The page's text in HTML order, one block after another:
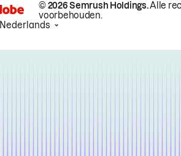
© 2026 Semrush Holdings.Alle
voorbehouden.
Nederlands